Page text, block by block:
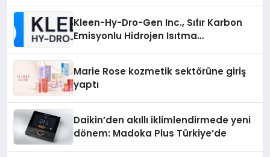
Kleen-Hy-Dro-Gen Inc., Sıfır Karbon
Emisyonlu Hidrojen Isıtma
Marie Rose kozmetik sektörüne giriş
yaptı
Daikin’den akıllı iklimlendirmede yeni
dönem: Madoka Plus Türkiye’de